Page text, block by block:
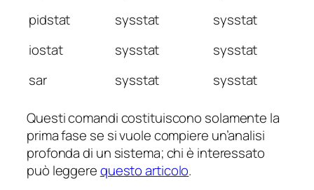
pidstat
sysstat
sysstat
iostat
sysstat
sysstat
sar
sysstat sysstat
Questi comandi costituiscono solamente la
prima fase se si vuole compiere un’analisi
profonda di un sistema; chi è interessato
può leggerequesto articolo.